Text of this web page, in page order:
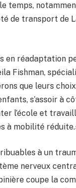
temps,
de transport de
en réadaptation
Fishman,
que leurs
s’assoir à
l’école et
à mobilité
à un
nerveux
coupe la